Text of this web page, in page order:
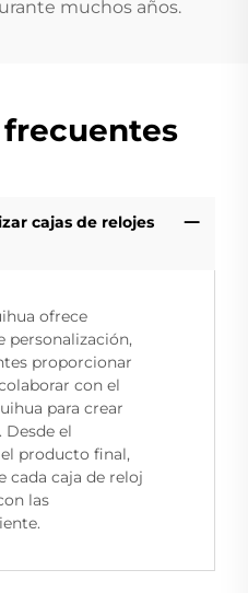
muchos años.
cajas de relojes
ofrece
personalización,
proporcionar
con el
para crear
Desde el
producto final,
cada caja de reloj
las